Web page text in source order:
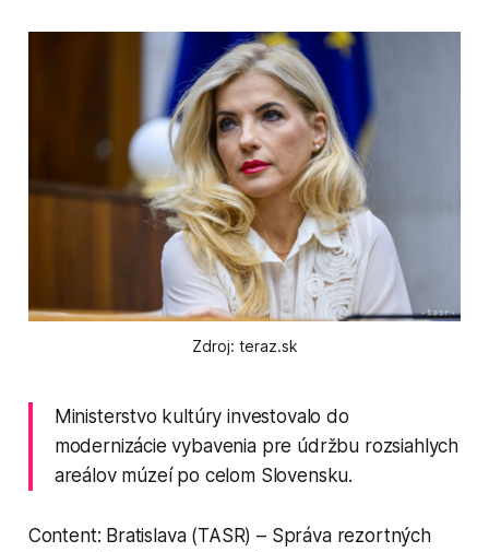
Zdroj: teraz.sk
Ministerstvo kultúry investovalo do
modernizácie vybavenia pre údržbu rozsiahlych
areálov múzeí po celom Slovensku.
Content: Bratislava (TASR) – Správa rezortných